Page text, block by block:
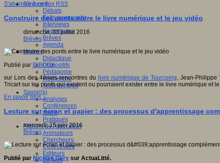
S'informer
Débats
Faits marquants
Interviews
Reportages
Brèves
Agenda
Innover
Didactique
Dispositifs
Pédagogie
Recherche
Technologies
Savoir(s)
Analyses
Conférences
Outils
Pratiques
Acteurs de l'éducation
Animateurs
Chercheurs
Collectivités
Editeurs
EdTech
S'abonner à ce flux RSS
Construire des ponts entre le livre numérique et le jeu vidéo
dimanche, 03 juillet 2016
Brèves
Publié par IDBOOX
sur Lors des 4èmes rencontres du livre numérique de Tourcoing, Jean-Philippe
Tricart sur les ponts qui existent ou pourraient exister entre le livre numérique et
En savoir plus...
Lecture sur écran et papier : des processus d'apprentissage
mercredi, 15 juin 2016
Brèves
Publié par Nicolas Gary sur ActuaLitté.